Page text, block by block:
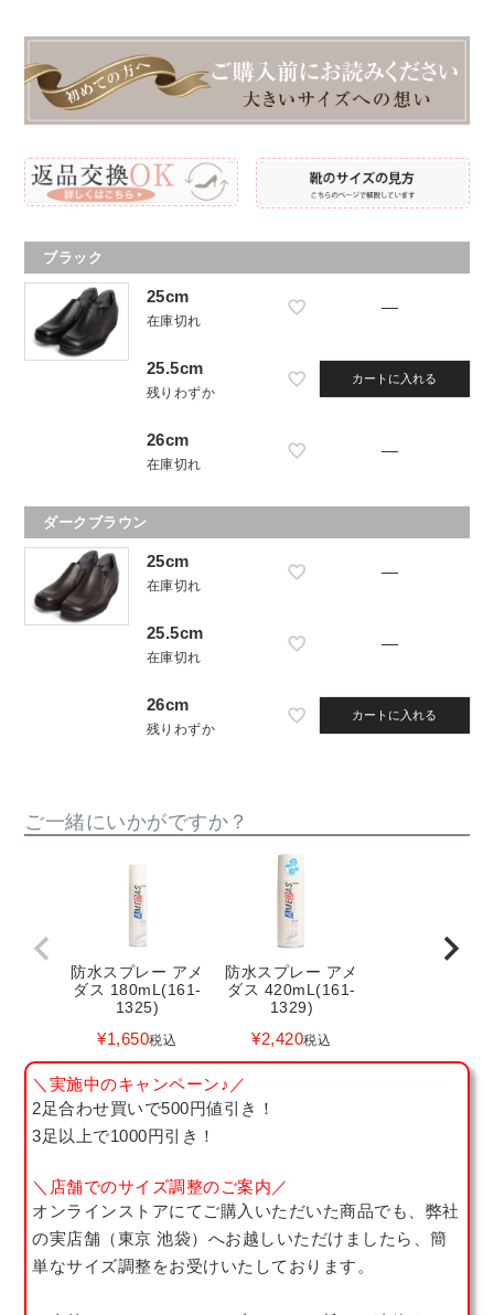
ブラック
25cm
在庫切れ
—
25.5cm
残りわずか
カートに入れる
26cm
在庫切れ
—
ダークブラウン
25cm
在庫切れ
—
25.5cm
在庫切れ
—
26cm
残りわずか
カートに入れる
ご一緒にいかがですか？
防水スプレー アメ
ダス 180mL(161-
1325)
¥1,650税込
防水スプレー アメ
ダス 420mL(161-
1329)
¥2,420税込
＼実施中のキャンペーン♪／
2足合わせ買いで500円値引き！
3足以上で1000円引き！
＼店舗でのサイズ調整のご案内／
オンラインストアにてご購入いただいた商品でも、弊社
の実店舗（東京 池袋）へお越しいただけましたら、簡
単なサイズ調整をお受けいたしております。